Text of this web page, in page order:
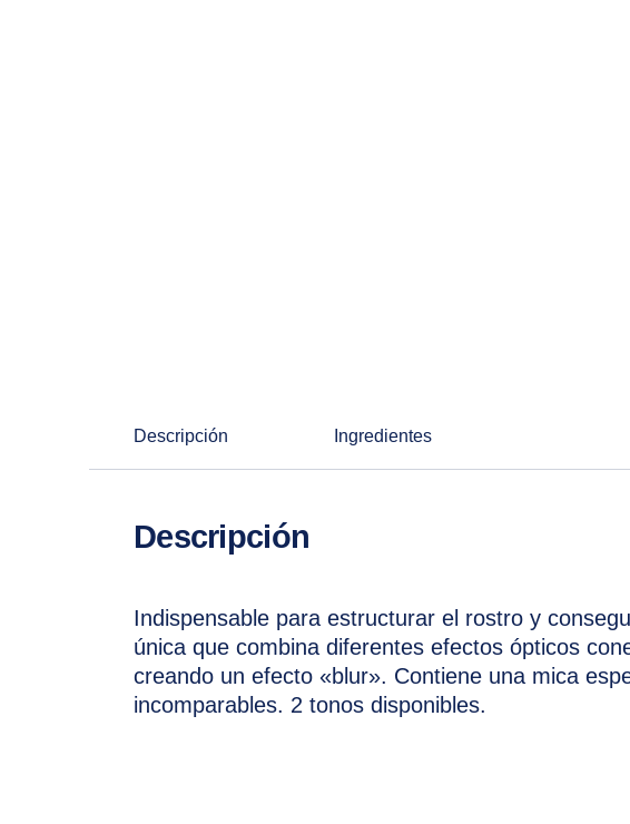
Descripción Ingredientes
Descripción
Indispensable para estructurar el rostro y
única que combina diferentes efectos ópticos
creando un efecto «blur». Contiene una mica
incomparables. 2 tonos disponibles.